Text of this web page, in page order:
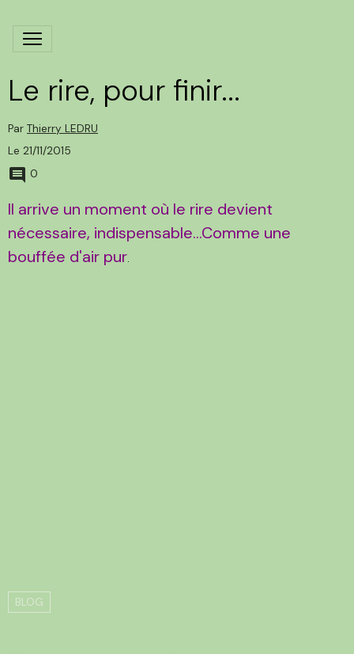
Le rire, pour finir...
Par Thierry LEDRU
Le 21/11/2015
0
Il arrive un moment où le rire devient
nécessaire, indispensable...Comme une
bouffée d'air pur
BLOG